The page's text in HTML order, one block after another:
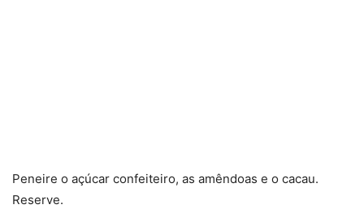
Peneire o açúcar confeiteiro, as amêndoas e o cacau.
Reserve.